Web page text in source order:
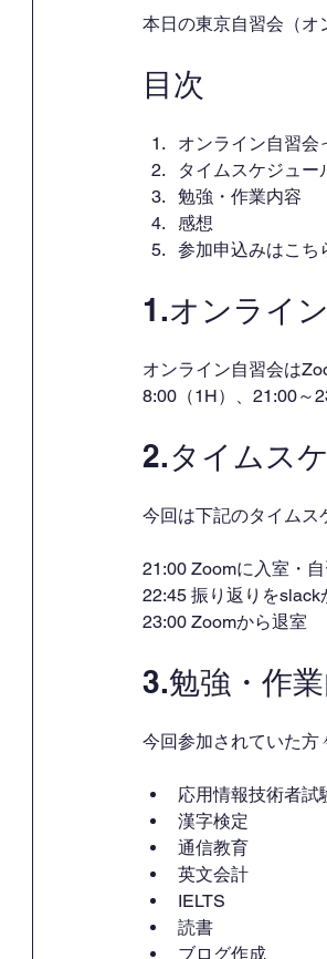
本日の東京自習会（オ
目次
オンライン自習会
タイムスケジュー
勉強・作業内容
感想
参加申込みはこち
1.オンライ
オンライン自習会は
8:00（1H）、21:00～
2.タイムス
今回は下記のタイムス
21:00 Zoomに入室・
22:45 振り返りを
23:00 Zoomから退室
3.勉強・作
今回参加されていた方
応用情報技術者試
漢字検定
通信教育
英文会計
IELTS
読書
ブログ作成